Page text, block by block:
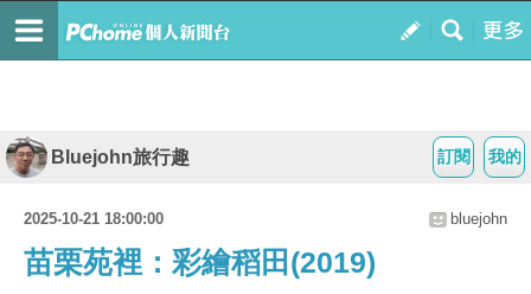
我的
訂閱
Bluejohn旅行趣
2025-10-21 18:00:00 bluejohn
苗栗苑裡：彩繪稻田(2019)